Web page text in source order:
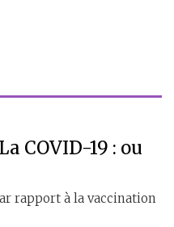
COVID-19 : ou
rapport à la vaccination